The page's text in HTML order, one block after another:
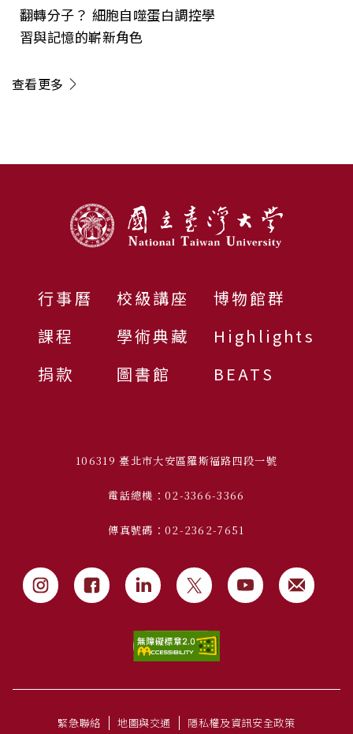
翻轉分子？ 細胞自噬蛋白調控學
習與記憶的嶄新角色
查看更多
行事曆
課程
捐款
校級講座
學術典藏
圖書館
博物館群
Highlights
BEATS
106319 臺北市大安區羅斯福路四段一號
電話總機：02-3366-3366
傳真號碼：02-2362-7651
緊急聯絡 地圖與交通 隱私權及資訊安全政策